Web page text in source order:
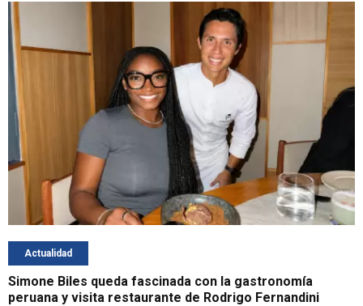
Actualidad
Simone Biles queda fascinada con la gastronomía
peruana y visita restaurante de Rodrigo Fernandini